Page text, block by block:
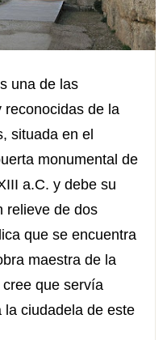
una de las
reconocidas de la
situada en el
monumental de
a.C. y debe su
relieve de dos
que se encuentra
maestra de la
que servía
ciudadela de este